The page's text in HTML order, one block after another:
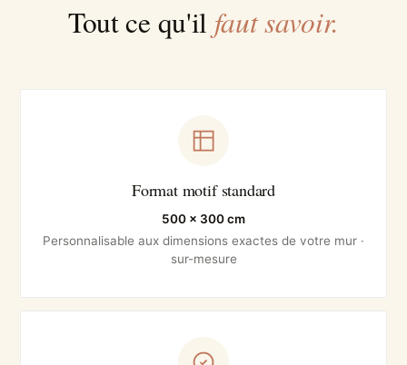
Tout ce qu'il faut savoir.
Format motif standard
500 × 300 cm
Personnalisable aux dimensions exactes de votre mur ·
sur-mesure